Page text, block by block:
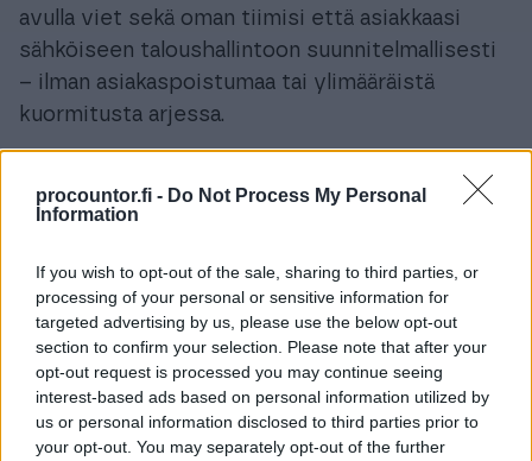
procountor.fi - Do Not Process My Personal
Information
If you wish to opt-out of the sale, sharing to third parties, or
processing of your personal or sensitive information for
targeted advertising by us, please use the below opt-out
section to confirm your selection. Please note that after your
opt-out request is processed you may continue seeing
interest-based ads based on personal information utilized by
us or personal information disclosed to third parties prior to
your opt-out. You may separately opt-out of the further
avulla viet sekä oman tiimisi että asiakkaasi
sähköiseen taloushallintoon suunnitelmallisesti
– ilman asiakaspoistumaa tai ylimääräistä
kuormitusta arjessa.
Onni‑projekti on hallittu ja
kaupallisesti fiksu tapa vaihtaa
Procountoriin
Onni ei ole pelkkä ohjelmiston käyttöönotto,
vaan kokonaisvaltainen muutosprojekti, joka